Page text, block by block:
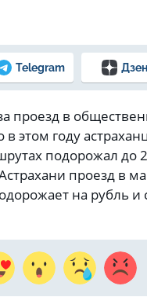
Telegram Дзен
проезд в
в этом году
подорожал до
проезд в
на рубль и